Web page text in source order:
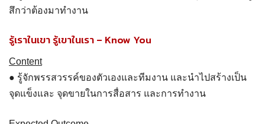
สึกว่าต้องมาทำงาน
รู้เราในเขา รู้เขาในเรา – Know You
Content
● รู้จักพรรสวรรค์ของตัวเองและทีมงาน และนำไปสร้างเป็น
จุดแข็งและ จุดขายในการสื่อสาร และการทำงาน